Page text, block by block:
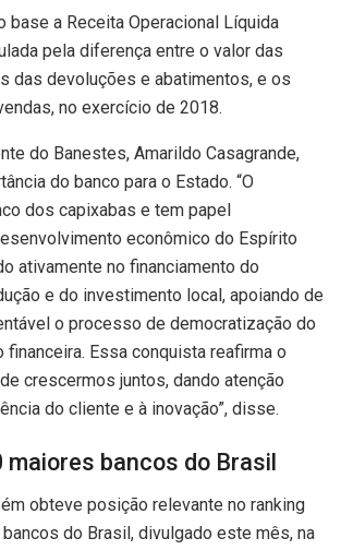
base a Receita Operacional Líquida
pela diferença entre o valor das
das devoluções e abatimentos, e os
no exercício de 2018.
do Banestes, Amarildo Casagrande,
do banco para o Estado. “O
dos capixabas e tem papel
econômico do Espírito
ativamente no financiamento do
e do investimento local, apoiando de
o processo de democratização do
Essa conquista reafirma o
crescermos juntos, dando atenção
do cliente e à inovação”, disse.
maiores bancos do Brasil
obteve posição relevante no ranking
do Brasil, divulgado este mês, na